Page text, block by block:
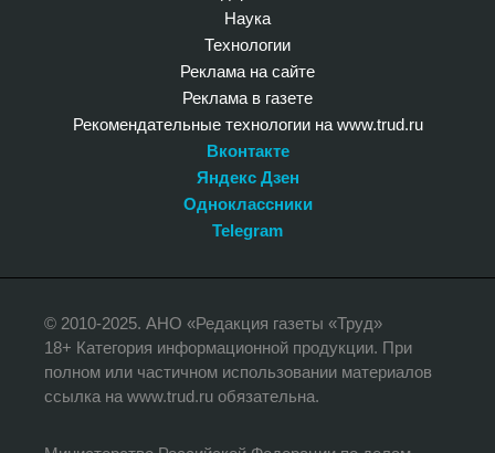
Наука
Технологии
Реклама на сайте
Реклама в газете
Рекомендательные технологии на www.trud.ru
Вконтакте
Яндекс Дзен
Одноклассники
Telegram
© 2010-2025. АНО «Редакция газеты «Труд»
18+ Категория информационной продукции. При
полном или частичном использовании материалов
ссылка на www.trud.ru обязательна.